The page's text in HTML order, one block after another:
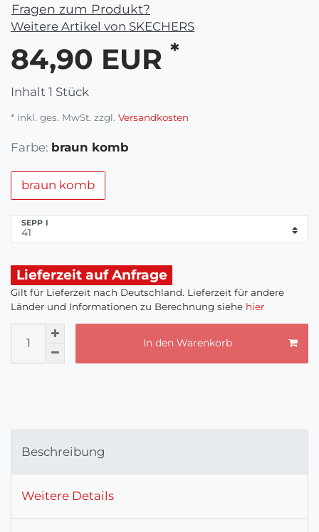
Fragen zum Produkt?
Weitere Artikel von SKECHERS
84,90 EUR *
Inhalt 1 Stück
* inkl. ges. MwSt. zzgl. Versandkosten
Farbe: braun komb
braun komb
SEPP I
Lieferzeit auf Anfrage
Gilt für Lieferzeit nach Deutschland. Lieferzeit für andere
Länder und Informationen zu Berechnung siehe hier
In den Warenkorb
Beschreibung
Weitere Details